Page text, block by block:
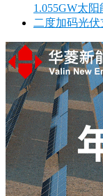
1.055GW太
二度加码光